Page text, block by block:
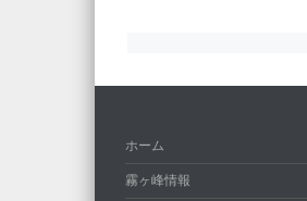
ホーム
霧ヶ峰情報